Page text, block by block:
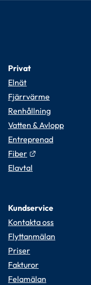
Privat
Elnät
Fjärrvärme
Renhållning
Vatten & Avlopp
Entreprenad
Fiber
Länk till annan
Elavtal
Kundservice
Kontakta oss
Flyttanmälan
Priser
Fakturor
Felamälan